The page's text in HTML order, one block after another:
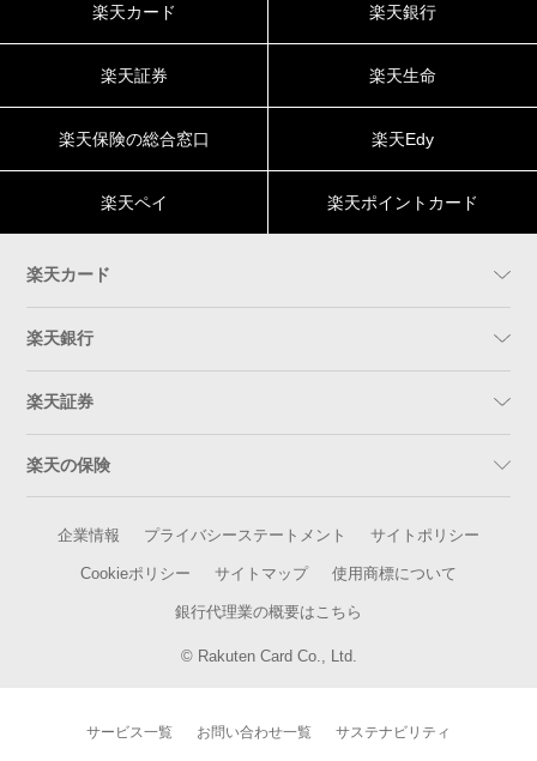
楽天カード 楽天銀行
楽天証券 楽天生命
楽天保険の総合窓口 楽天Edy
楽天ペイ 楽天ポイントカード
楽天カード
楽天銀行
楽天証券
楽天の保険
企業情報 プライバシーステートメント サイトポリシー
Cookieポリシー サイトマップ 使用商標について
銀行代理業の概要はこちら
© Rakuten Card Co., Ltd.
サービス一覧 お問い合わせ一覧 サステナビリティ